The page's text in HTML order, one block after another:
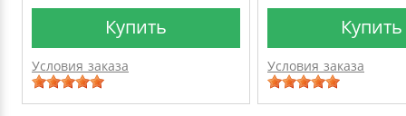
Купить
Условия заказа
Купить
Условия заказа